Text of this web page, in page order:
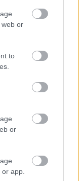
web or
to
or
app.
hétről hétre
részlegesen
is meghaladó